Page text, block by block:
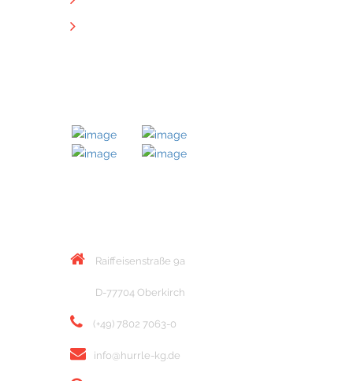
Raiffeisenstraße 9a
D-77704 Oberkirch
(+49) 7802 7063-0
info@hurrle-kg.de